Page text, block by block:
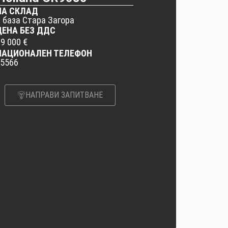
СКЛАД
база Стара Загора
БЕЗ ДДС
000 €
ТЕЛЕФОН
НАПРАВИ ЗАПИТВАНЕ